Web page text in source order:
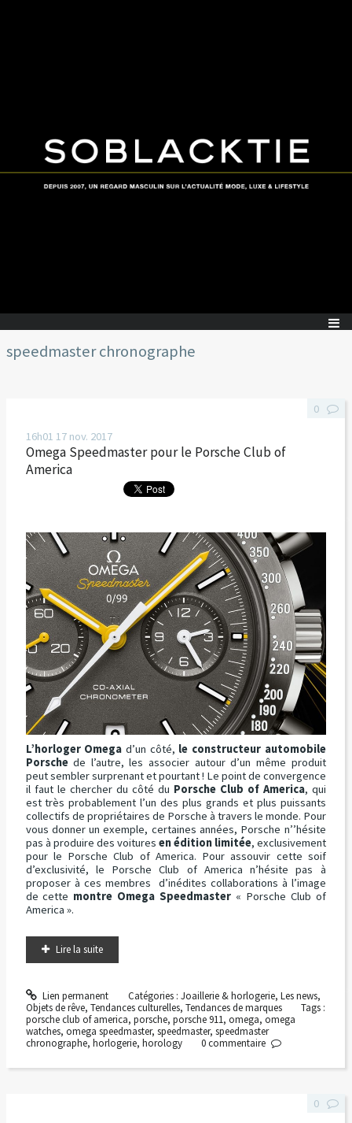
speedmaster chronographe
16h01 17 nov. 2017
Omega Speedmaster pour le Porsche Club of
America
L’horloger Omega d’un côté, le constructeur automobile
Porschede l’autre, les associer autour d’un même produit
peut sembler surprenant et pourtant ! Le point de convergence
il faut le chercher du côté du Porsche Club of America, qui
est très probablement l’un des plus grands et plus puissants
collectifs de propriétaires de Porsche à travers le monde. Pour
vous donner un exemple, certaines années, Porsche n’’hésite
pas à produire des voitures en édition limitée, exclusivement
pour le Porsche Club of America. Pour assouvir cette soif
d’exclusivité, le Porsche Club of America n’hésite pas à
proposer à ces membres d’inédites collaborations à l’image
de cette montre Omega Speedmaster « Porsche Club of
America ».
Lire la suite
Lien permanent Catégories : Joaillerie & horlogerie, Les news,
Objets de rêve, Tendances culturelles, Tendances de marques
Tags :
porsche club of america, porsche, porsche 911, omega, omega
watches, omega speedmaster, speedmaster, speedmaster
chronographe, horlogerie, horology
0
0commentaire
0